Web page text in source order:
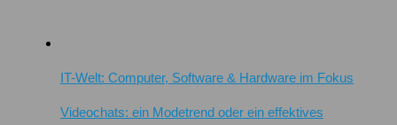
IT-Welt: Computer, Software & Hardware im Fokus
Videochats: ein Modetrend oder ein effektives